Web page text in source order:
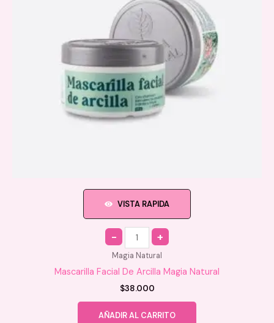
VISTA RAPIDA
Quantity
Magia Natural
Mascarilla Facial De Arcilla Magia Natural
$38.000
AÑADIR AL CARRITO